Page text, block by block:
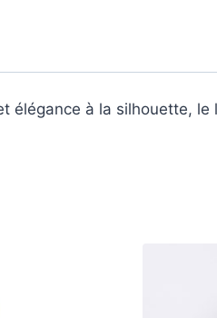
élégance à la silhouette, le